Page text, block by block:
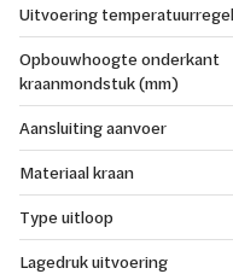
Uitvoering
Opbouwhoogte onderkant
kraanmondstuk (mm)
Aansluiting aanvoer
Materiaal kraan
Type uitloop
Lagedruk uitvoering